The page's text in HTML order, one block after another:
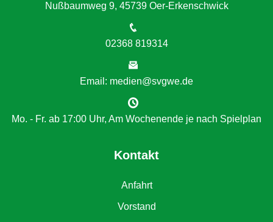
Nußbaumweg 9, 45739 Oer-Erkenschwick
02368 819314
Email: medien@svgwe.de
Mo. - Fr. ab 17:00 Uhr, Am Wochenende je nach Spielplan
Kontakt
Anfahrt
Vorstand